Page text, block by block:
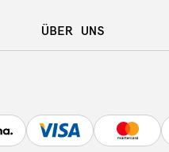
ÜBER UNS